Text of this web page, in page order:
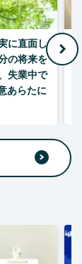
に直面し
の将来を
失業中で
あらたに